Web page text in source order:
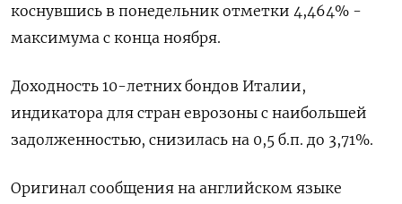
коснувшись в понедельник отметки 4,464% -
максимума с конца ноября.
Доходность 10-летних бондов Италии,
индикатора для стран еврозоны с наибольшей
задолженностью, снизилась на 0,5 б.п. до 3,71%.
Оригинал сообщения на английском языке